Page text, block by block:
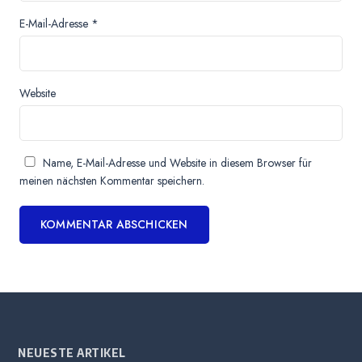
E-Mail-Adresse *
Website
Name, E-Mail-Adresse und Website in diesem Browser für
meinen nächsten Kommentar speichern.
NEUESTE ARTIKEL